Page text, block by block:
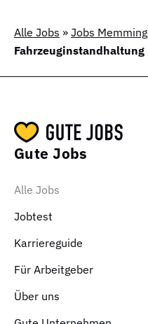
Alle Jobs » Jobs
Fahrzeuginstandhaltung
Gute Jobs
Alle Jobs
Jobtest
Karriereguide
Für Arbeitgeber
Über uns